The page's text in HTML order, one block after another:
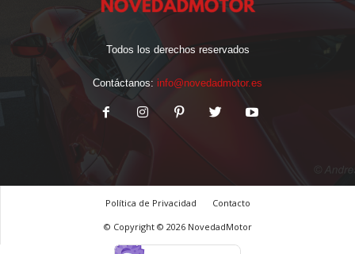
Todos los derechos reservados
Contáctanos: info@novedadmotor.es
Política de Privacidad
Contacto
© Copyright © 2026 NovedadMotor